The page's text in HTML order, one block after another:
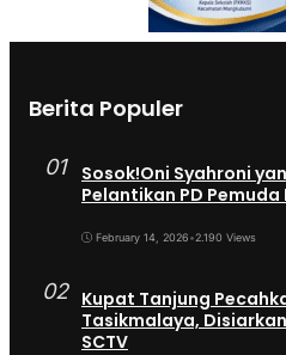
Berita Populer
01
Sosok!Oni Syahroni
Pelantikan PD
February 14, 2026•2.190 Views
02 Kupat Tanjung
Tasikmalaya,
SCTV